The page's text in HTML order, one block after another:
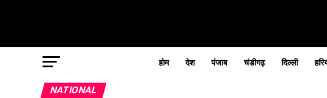
होम देश पंजाब चंडीगढ़ दिल्ली
NATIONAL